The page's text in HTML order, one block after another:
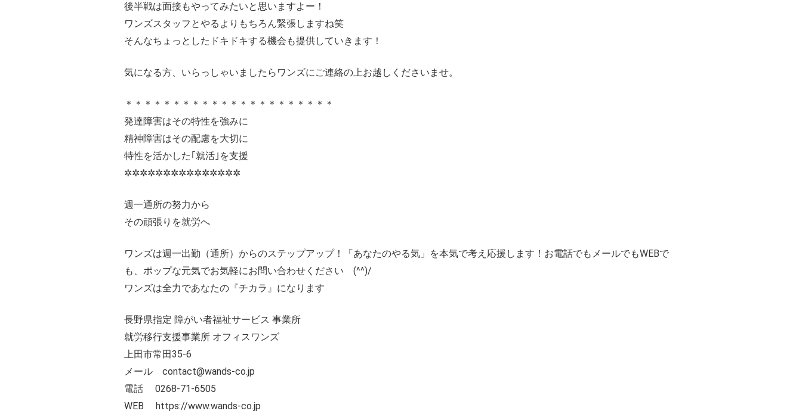
後半戦は面接もやってみたいと思いますよー！
ワンズスタッフとやるよりもちろん緊張しますね笑
そんなちょっとしたドキドキする機会も提供していきます！
気になる方、いらっしゃいましたらワンズにご連絡の上お越しくださいませ。
＊＊＊＊＊＊＊＊＊＊＊＊＊＊＊＊＊＊＊＊＊＊
発達障害はその特性を強みに
精神障害はその配慮を大切に
特性を活かした｢就活｣を支援
✲✲✲✲✲✲✲✲✲✲✲✲✲✲✲
週一通所の努力から
その頑張りを就労へ
ワンズは週一出勤（通所）からのステップアップ！「あなたのやる気」を本気で考え応援します！お電話でもメールでもWEBで
も、ポップな元気でお気軽にお問い合わせください (^^)/
ワンズは全力であなたの『チカラ』になります
長野県指定 障がい者福祉サービス 事業所
就労移行支援事業所 オフィスワンズ
上田市常田35-6
メール contact@wands-co.jp
電話 0268-71-6505
WEB https://www.wands-co.jp